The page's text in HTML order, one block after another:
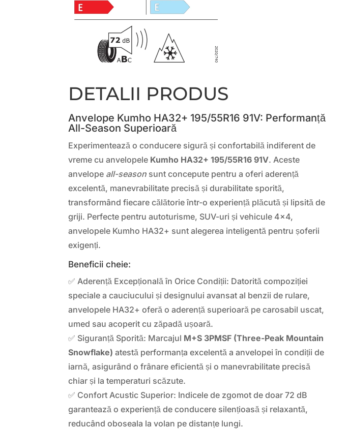
DETALII PRODUS
Anvelope Kumho HA32+ 195/55R16 91V: Performanță
All-Season Superioară
Experimentează o conducere sigură și confortabilă indiferent de
vreme cu anvelopele Kumho HA32+ 195/55R16 91V. Aceste
anvelope all-season sunt concepute pentru a oferi aderență
excelentă, manevrabilitate precisă și durabilitate sporită,
transformând fiecare călătorie într-o experiență plăcută și lipsită de
griji. Perfecte pentru autoturisme, SUV-uri și vehicule 4×4,
anvelopele Kumho HA32+ sunt alegerea inteligentă pentru șoferii
exigenți.
Beneficii cheie:
✅ Aderență Excepțională în Orice Condiții: Datorită compoziției
speciale a cauciucului și designului avansat al benzii de rulare,
anvelopele HA32+ oferă o aderență superioară pe carosabil uscat,
umed sau acoperit cu zăpadă ușoară.
✅ Siguranță Sporită: Marcajul M+S 3PMSF (Three-Peak Mountain
Snowflake) atestă performanța excelentă a anvelopei în condiții de
iarnă, asigurând o frânare eficientă și o manevrabilitate precisă
chiar și la temperaturi scăzute.
✅ Confort Acustic Superior: Indicele de zgomot de doar 72 dB
garantează o experiență de conducere silențioasă și relaxantă,
reducând oboseala la volan pe distanțe lungi.